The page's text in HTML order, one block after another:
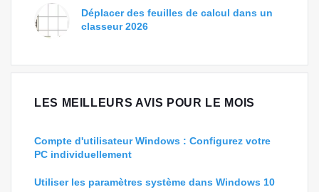
Déplacer des feuilles de calcul dans un
classeur 2026
LES MEILLEURS AVIS POUR LE MOIS
Compte d'utilisateur Windows : Configurez votre
PC individuellement
Utiliser les paramètres système dans Windows 10